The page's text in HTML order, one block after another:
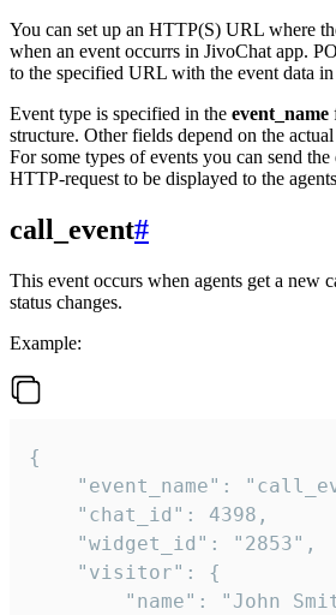
You can set up an HTTP(S) URL where
when an event occurrs in JivoChat app.
to the specified URL with the event data
Event type is specified in the event_name
structure. Other fields depend on the
For some types of events you can send the
HTTP-request to be displayed to the
call_event#
This event occurs when agents get a new
status changes.
Example:
{
"event_name":
    "chat_id": 4398,
    "widget_id": "2853",
    "visitor": {
"name": "John